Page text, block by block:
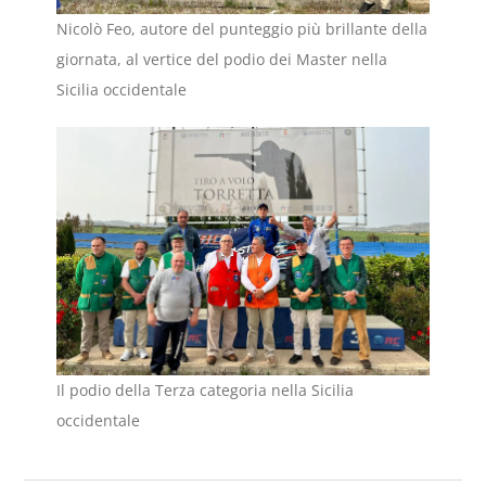
Nicolò Feo, autore del punteggio più brillante della
giornata, al vertice del podio dei Master nella
Sicilia occidentale
Il podio della Terza categoria nella Sicilia
occidentale